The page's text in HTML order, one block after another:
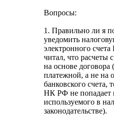
Вопросы:
1. Правильно ли я
уведомить
электронного
читал, что расчеты
на основе
платежной, а не на
банковского счета,
НК РФ не попадает
используемого в
законодательстве).